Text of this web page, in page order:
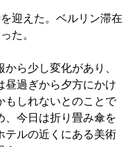
迎えた。ベルリン滞在
た。
ら少し変化があり、
昼過ぎから夕方にかけ
もしれないとのことで
、今日は折り畳み傘を
テルの近くにある美術